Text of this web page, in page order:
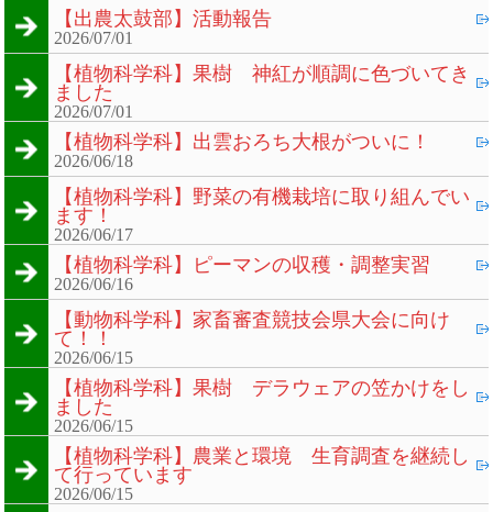
【出農太鼓部】活動報告
2026/07/01
【植物科学科】果樹 神紅が順調に色づいてき
ました
2026/07/01
【植物科学科】出雲おろち大根がついに！
2026/06/18
【植物科学科】野菜の有機栽培に取り組んでい
ます！
2026/06/17
【植物科学科】ピーマンの収穫・調整実習
2026/06/16
【動物科学科】家畜審査競技会県大会に向け
て！！
2026/06/15
【植物科学科】果樹 デラウェアの笠かけをし
ました
2026/06/15
【植物科学科】農業と環境 生育調査を継続し
て行っています
2026/06/15